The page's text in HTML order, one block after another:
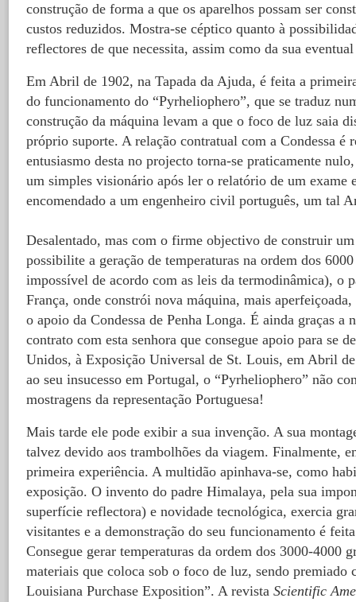
construção de forma a que os aparelhos possam ser
custos reduzidos. Mostra-se céptico quanto à
reflectores de que necessita, assim como da sua
Em Abril de 1902, na Tapada da Ajuda, é feita a
do funcionamento do “Pyrheliophero”, que se traduz
construção da máquina levam a que o foco de luz saia
próprio suporte. A relação contratual com a Condessa é
entusiasmo desta no projecto torna-se praticamente
um simples visionário após ler o relatório de um exame
encomendado a um engenheiro civil português, um tal
Desalentado, mas com o firme objectivo de construir
possibilite a geração de temperaturas na ordem dos
impossível de acordo com as leis da termodinâmica), o
França, onde constrói nova máquina, mais
o apoio da Condessa de Penha Longa. É ainda graças a
contrato com esta senhora que consegue apoio para se
Unidos, à Exposição Universal de St. Louis, em Abril
ao seu insucesso em Portugal, o “Pyrheliophero” não
mostragens da representação Portuguesa!
Mais tarde ele pode exibir a sua invenção. A sua
talvez devido aos trambolhões da viagem. Finalmente,
primeira experiência. A multidão apinhava-se, como
exposição. O invento do padre Himalaya, pela sua
superfície reflectora) e novidade tecnológica, exercia
visitantes e a demonstração do seu funcionamento é
Consegue gerar temperaturas da ordem dos 3000-4000
materiais que coloca sob o foco de luz, sendo premiado
Louisiana Purchase Exposition”. A revista Scientific